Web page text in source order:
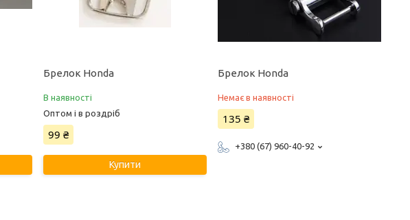
Брелок Honda
В наявності
Оптом і в роздріб
99 ₴
Купити
Брелок Honda
Немає в наявності
135 ₴
+380 (67) 960-40-92